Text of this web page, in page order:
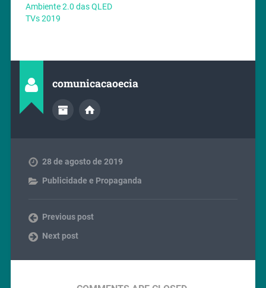
Ambiente 2.0 das QLED
TVs 2019
comunicacaoecia
28 de agosto de 2019
Publicidade e Propaganda
Previous post
Next post